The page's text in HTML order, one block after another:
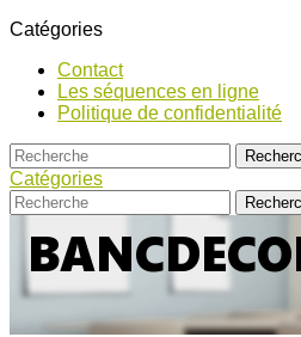
Catégories
Contact
Les séquences en ligne
Politique de confidentialité
Catégories